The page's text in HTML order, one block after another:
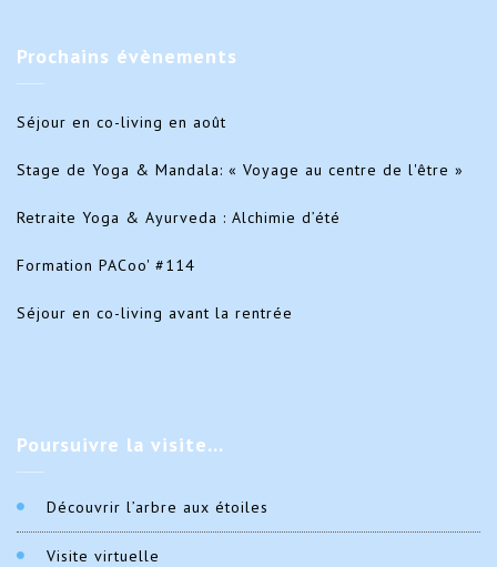
Prochains évènements
Séjour en co-living en août
Stage de Yoga & Mandala: « Voyage au centre de l'être »
Retraite Yoga & Ayurveda : Alchimie d’été
Formation PACoo' #114
Séjour en co-living avant la rentrée
Poursuivre la visite…
Découvrir l’arbre aux étoiles
Visite virtuelle